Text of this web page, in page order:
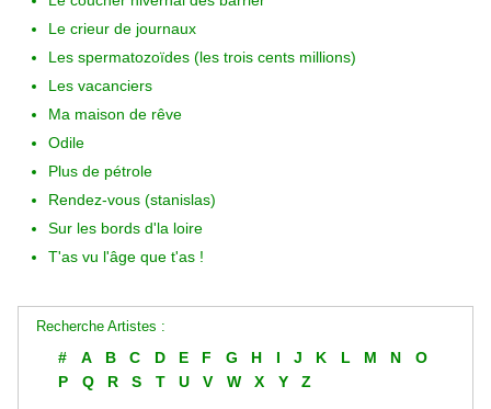
Le crieur de journaux
Les spermatozoïdes (les trois cents millions)
Les vacanciers
Ma maison de rêve
Odile
Plus de pétrole
Rendez-vous (stanislas)
Sur les bords d'la loire
T'as vu l'âge que t'as !
Recherche Artistes :
# A B C D E F G H I J K L M N
O
P
Q R S T U V W X Y Z